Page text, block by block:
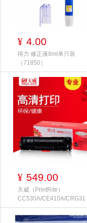
¥ 4.00
得力 修正液8ml单只装
（71850）
¥ 549.00
天威（PrintRite）
CC530A/CE410A/CRG31